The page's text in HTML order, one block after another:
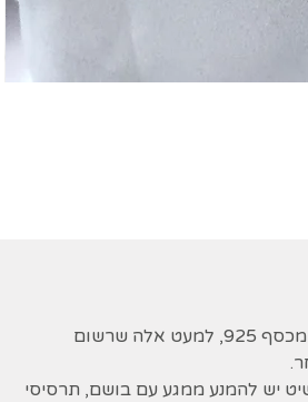
רוב התכשיטים מיוצרים מכסף 925, למעט אלה שרשום
יש להמנע ממגע עם בושם, תרסיסי